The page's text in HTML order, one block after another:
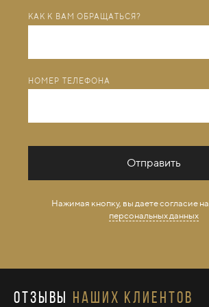
КАК К ВАМ ОБРАЩАТЬСЯ?
НОМЕР ТЕЛЕФОНА
Отправить
Нажимая кнопку, вы даете согласие на
персональных данных
Отзывы наших клиентов